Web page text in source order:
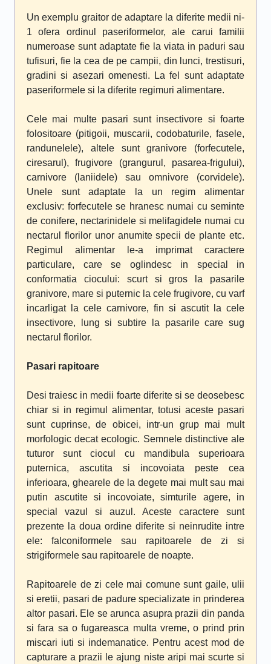
Un exemplu graitor de adaptare la diferite medii ni-
1 ofera ordinul paseriformelor, ale carui familii
numeroase sunt adaptate fie la viata in paduri sau
tufisuri, fie la cea de pe campii, din lunci, trestisuri,
gradini si asezari omenesti. La fel sunt adaptate
paseriformele si la diferite regimuri alimentare.
Cele mai multe pasari sunt insectivore si foarte
folositoare (pitigoii, muscarii, codobaturile, fasele,
randunelele), altele sunt granivore (forfecutele,
ciresarul), frugivore (grangurul, pasarea-frigului),
carnivore (laniidele) sau omnivore (corvidele).
Unele sunt adaptate la un regim alimentar
exclusiv: forfecutele se hranesc numai cu seminte
de conifere, nectarinidele si melifagidele numai cu
nectarul florilor unor anumite specii de plante etc.
Regimul alimentar le-a imprimat caractere
particulare, care se oglindesc in special in
conformatia ciocului: scurt si gros la pasarile
granivore, mare si puternic la cele frugivore, cu varf
incarligat la cele carnivore, fin si ascutit la cele
insectivore, lung si subtire la pasarile care sug
nectarul florilor.
Pasari rapitoare
Desi traiesc in medii foarte diferite si se deosebesc
chiar si in regimul alimentar, totusi aceste pasari
sunt cuprinse, de obicei, intr-un grup mai mult
morfologic decat ecologic. Semnele distinctive ale
tuturor sunt ciocul cu mandibula superioara
puternica, ascutita si incovoiata peste cea
inferioara, ghearele de la degete mai mult sau mai
putin ascutite si incovoiate, simturile agere, in
special vazul si auzul. Aceste caractere sunt
prezente la doua ordine diferite si neinrudite intre
ele: falconiformele sau rapitoarele de zi si
strigiformele sau rapitoarele de noapte.
Rapitoarele de zi cele mai comune sunt gaile, ulii
si eretii, pasari de padure specializate in prinderea
altor pasari. Ele se arunca asupra prazii din panda
si fara sa o fugareasca multa vreme, o prind prin
miscari iuti si indemanatice. Pentru acest mod de
capturare a prazii le ajung niste aripi mai scurte si